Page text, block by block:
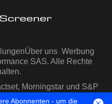
Über uns Werbung
SAS. Alle Rechte
Morningstar und S&P
gestellt
Abonnenten - um die